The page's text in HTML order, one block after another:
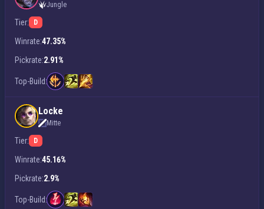
Jungle
Tier: D
Winrate:47.35%
Pickrate:2.91%
Top-Build:
Locke
Mitte
Tier: D
Winrate:45.16%
Pickrate:2.9%
Top-Build: